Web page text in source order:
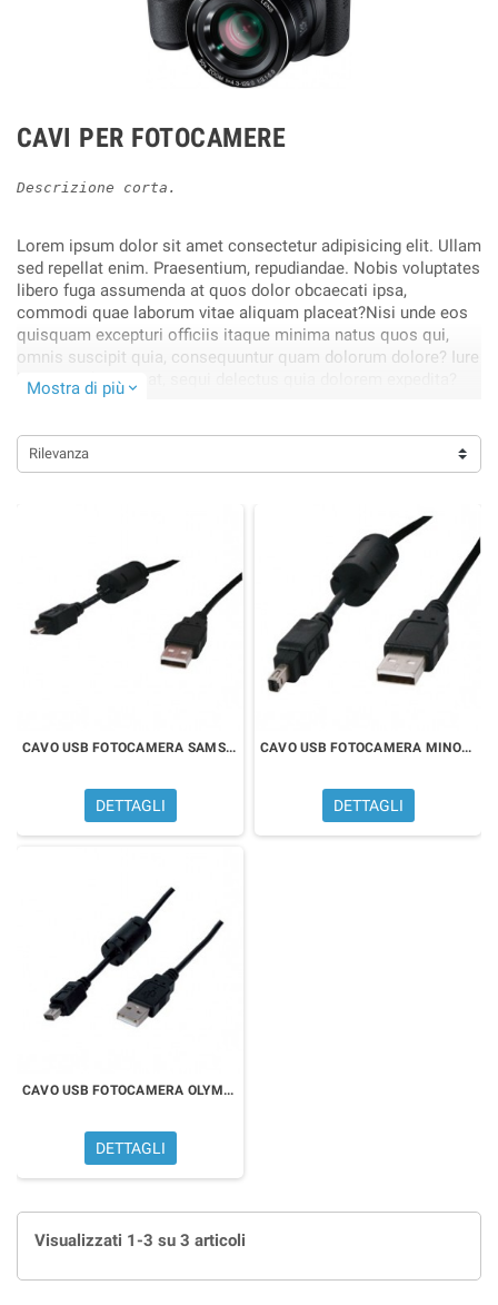
CAVI PER FOTOCAMERE
Descrizione corta.
Lorem ipsum dolor sit amet consectetur adipisicing elit. Ullam
sed repellat enim. Praesentium, repudiandae. Nobis voluptates
libero fuga assumenda at quos dolor obcaecati ipsa,
commodi quae laborum vitae aliquam placeat?Nisi unde eos
quisquam excepturi officiis itaque minima natus quos qui,
omnis suscipit quia, consequuntur quam dolorum dolore? Iure
harum architecto at, sequi delectus quia dolorem expedita?
Obcaecati, cupiditate blanditiis!.
Mostra di più expand_more
Rilevanza
CAVO USB FOTOCAMERA SAMSUNG 8 PIN
DETTAGLI
CAVO USB FOTOCAMERA MINOLTA 8 PIN
DETTAGLI
CAVO USB FOTOCAMERA OLYMPUS 12 PIN
DETTAGLI
Visualizzati 1-3 su 3 articoli